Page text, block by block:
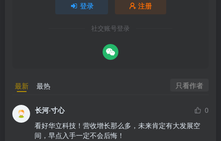
登录 注册
社交账号登录
最新 最热 只看作者
长河·寸心
0
看好华立科技！营收增长那么多，未来肯定有大发展空
间，早点入手一定不会后悔！